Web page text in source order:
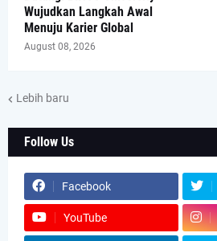
Wujudkan Langkah Awal
Menuju Karier Global
August 08, 2026
Lebih baru
Follow Us
Facebook
YouTube